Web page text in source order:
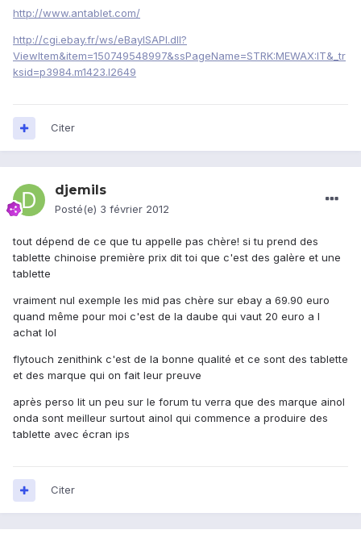
http://www.antablet.com/
http://cgi.ebay.fr/ws/eBayISAPI.dll?
ViewItem&item=150749548997&ssPageName=STRK:MEWAX:IT&_tr
ksid=p3984.m1423.l2649
Citer
djemils
Posté(e) 3 février 2012
tout dépend de ce que tu appelle pas chère! si tu prend des
tablette chinoise première prix dit toi que c'est des galère et une
tablette
vraiment nul exemple les mid pas chère sur ebay a 69.90 euro
quand même pour moi c'est de la daube qui vaut 20 euro a l
achat lol
flytouch zenithink c'est de la bonne qualité et ce sont des tablette
et des marque qui on fait leur preuve
après perso lit un peu sur le forum tu verra que des marque ainol
onda sont meilleur surtout ainol qui commence a produire des
tablette avec écran ips
Citer